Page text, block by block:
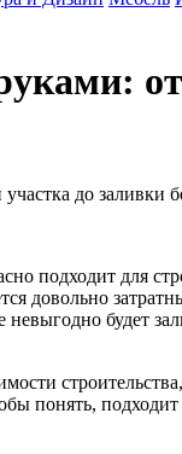
до заливки
подходит для
довольно
будет
понять,